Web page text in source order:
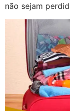
não sejam